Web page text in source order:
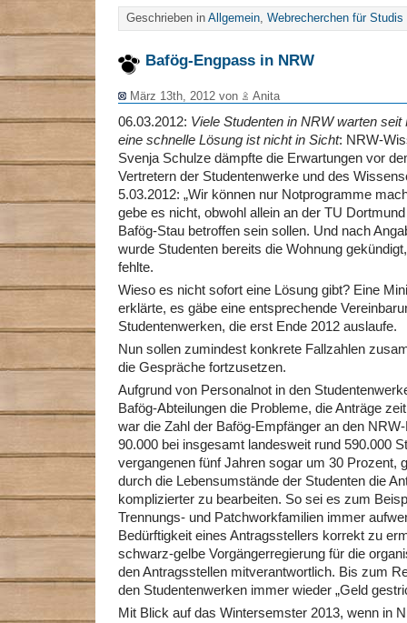
Geschrieben in Allgemein, Webrecherchen für Studis
Bafög-Engpass in NRW
März 13th, 2012 von Anita
06.03.2012: Viele Studenten in NRW warten
eine schnelle Lösung ist nicht in Sicht: NRW-
Svenja Schulze dämpfte die Erwartungen vor
Vertretern der Studentenwerke und des
5.03.2012: „Wir können nur Notprogramme
gebe es nicht, obwohl allein an der TU
Bafög-Stau betroffen sein sollen. Und nach
wurde Studenten bereits die Wohnung
fehlte.
Wieso es nicht sofort eine Lösung gibt? Eine
erklärte, es gäbe eine entsprechende
Studentenwerken, die erst Ende 2012 auslaufe.
Nun sollen zumindest konkrete Fallzahlen
die Gespräche fortzusetzen.
Aufgrund von Personalnot in den
Bafög-Abteilungen die Probleme, die Anträge
war die Zahl der Bafög-Empfänger an den
90.000 bei insgesamt landesweit rund 590.000
vergangenen fünf Jahren sogar um 30 Prozent,
durch die Lebensumstände der Studenten die
komplizierter zu bearbeiten. So sei es zum
Trennungs- und Patchworkfamilien immer
Bedürftigkeit eines Antragsstellers korrekt zu
schwarz-gelbe Vorgängerregierung für die
den Antragsstellen mitverantwortlich. Bis zum
den Studentenwerken immer wieder „Geld
Mit Blick auf das Wintersemster 2013, wenn in